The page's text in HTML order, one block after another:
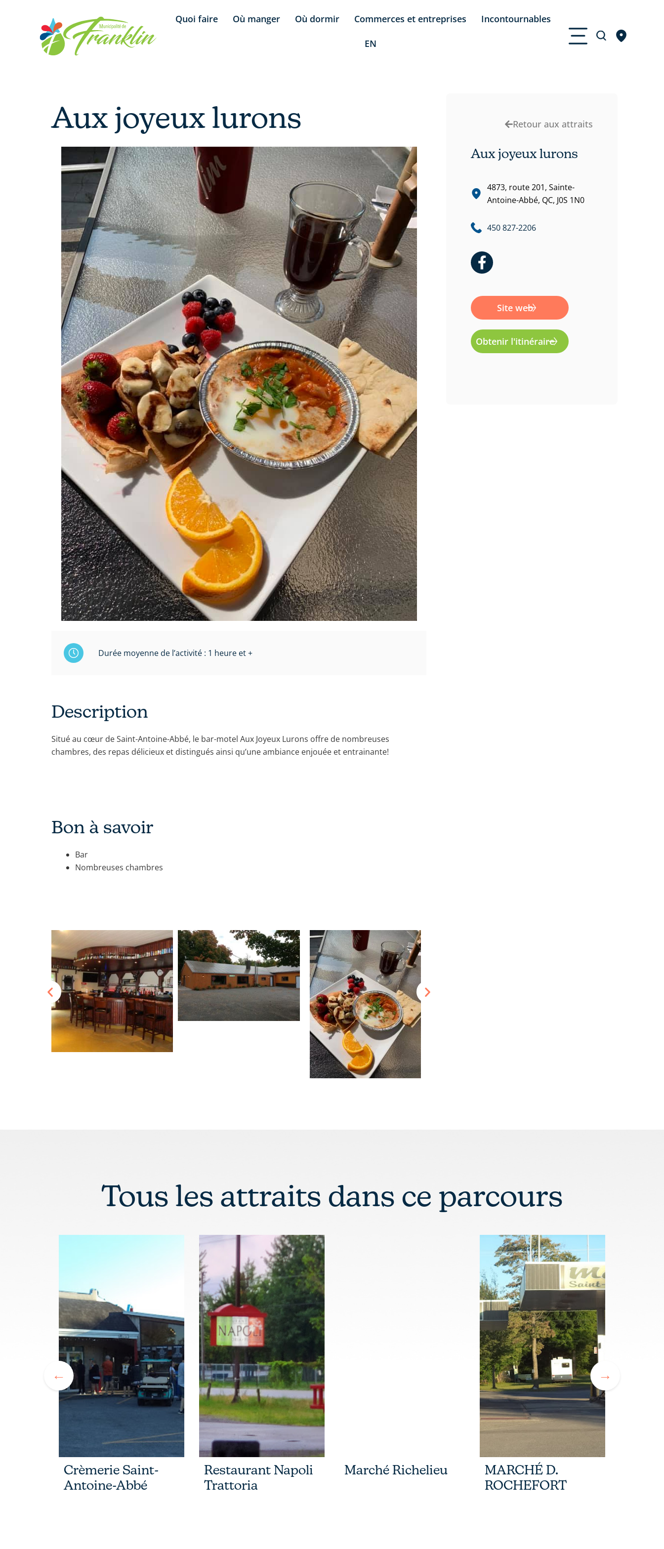
Quoi faire Où manger Où dormir Commerces et entreprises Incontournables
EN
Aux joyeux lurons
Durée moyenne de l’activité : 1 heure et +
Description
Situé au cœur de Saint-Antoine-Abbé, le bar-motel Aux Joyeux Lurons offre de nombreuses
chambres, des repas délicieux et distingués ainsi qu’une ambiance enjouée et entrainante!
Bon à savoir
Bar
Nombreuses chambres
Retour aux attraits
Aux joyeux lurons
4873, route 201, Sainte-
Antoine-Abbé, QC, J0S 1N0
450 827-2206
F
a
e
o
o
k
Site web
Obtenir l'itinéraire
Tous les attraits dans ce parcours
Crèmerie Saint-
Antoine-Abbé
Restaurant Napoli
Trattoria
Marché Richelieu
MARCHÉ D.
ROCHEFORT